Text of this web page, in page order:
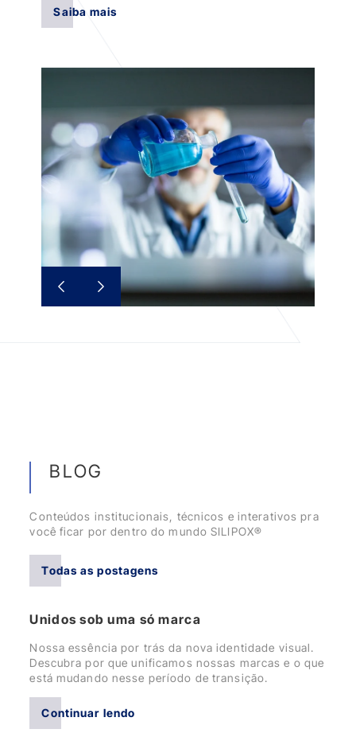
Saiba mais
BLOG
Conteúdos institucionais, técnicos e interativos pra
você ficar por dentro do mundo SILIPOX®
Todas as postagens
Unidos sob uma só marca
Nossa essência por trás da nova identidade visual.
Descubra por que unificamos nossas marcas e o que
está mudando nesse período de transição.
Continuar lendo